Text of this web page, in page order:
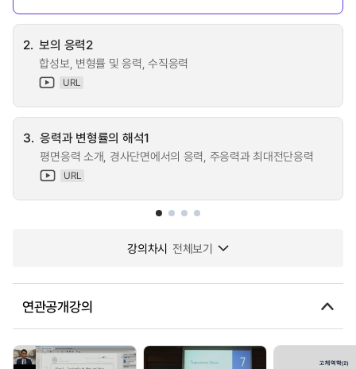
2. 보의 응력2
합성보, 변형률 및 응력, 수직응력
URL
3. 응력과 변형률의 해석1
평면응력 소개, 경사단면에서의 응력, 주응력과 최대전단응력
URL
강의차시 전체보기
연관공개강의